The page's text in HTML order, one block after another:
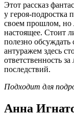
Этот рассказ
у героя-подростка
своем прошлом, но
настоящее. Стоит
полезно обсуждать
антуражем здесь
ответственность
последствий.
Подходит для
Анна